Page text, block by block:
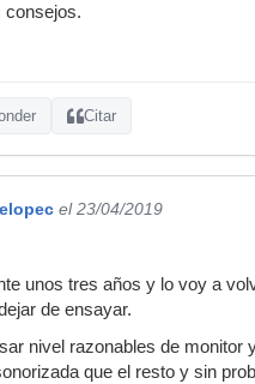
consejos.
Citar
el 23/04/2019
unos tres años y lo voy a
de ensayar.
nivel razonables de monitor
que el resto y sin